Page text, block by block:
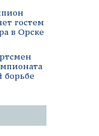
гостем
в Орске
борьбе